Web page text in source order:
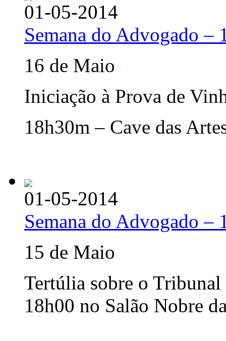
01-05-2014
Semana do Advogado –
16 de Maio
Iniciação à Prova de
18h30m – Cave das
01-05-2014
Semana do Advogado –
15 de Maio
Tertúlia sobre o
18h00 no Salão Nobre